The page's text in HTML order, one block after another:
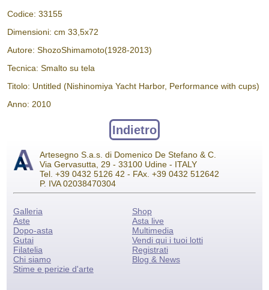
Codice: 33155
Dimensioni: cm 33,5x72
Autore: ShozoShimamoto(1928-2013)
Tecnica: Smalto su tela
Titolo: Untitled (Nishinomiya Yacht Harbor, Performance with cups)
Anno: 2010
Indietro
Artesegno S.a.s. di Domenico De Stefano & C.
Via Gervasutta, 29 - 33100 Udine - ITALY
Tel. +39 0432 5126 42 - FAx. +39 0432 512642
P. IVA 02038470304
Galleria
Aste
Dopo-asta
Gutai
Filatelia
Chi siamo
Stime e perizie d'arte
Shop
Asta live
Multimedia
Vendi qui i tuoi lotti
Registrati
Blog & News